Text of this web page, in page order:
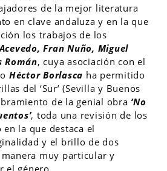
de la mejor literatura
en clave andaluza y en la que
los trabajos de los
Fran Nuño, Miguel
Román, cuya asociación con el
Héctor Borlasca ha permitido
del ‘Sur’ (Sevilla y Buenos
de la genial obra ‘No
, toda una revisión de los
la que destaca el
y el brillo de dos
muy particular y
el género.